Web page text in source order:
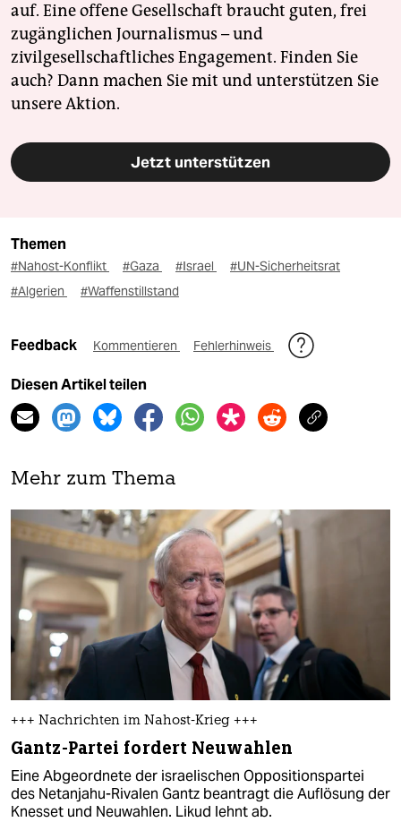
auf. Eine offene Gesellschaft braucht guten, frei
zugänglichen Journalismus – und
zivilgesellschaftliches Engagement. Finden Sie
auch? Dann machen Sie mit und unterstützen Sie
unsere Aktion.
Jetzt unterstützen
Themen
#Nahost-Konflikt #Gaza #Israel
#UN-Sicherheitsrat
#Algerien
#Waffenstillstand
Feedback Kommentieren Fehlerhinweis
Diesen Artikel teilen
Mehr zum Thema
+++ Nachrichten im Nahost-Krieg +++
Gantz-Partei fordert Neuwahlen
Eine Abgeordnete der israelischen Oppositionspartei
des Netanjahu-Rivalen Gantz beantragt die Auflösung der
Knesset und Neuwahlen. Likud lehnt ab.